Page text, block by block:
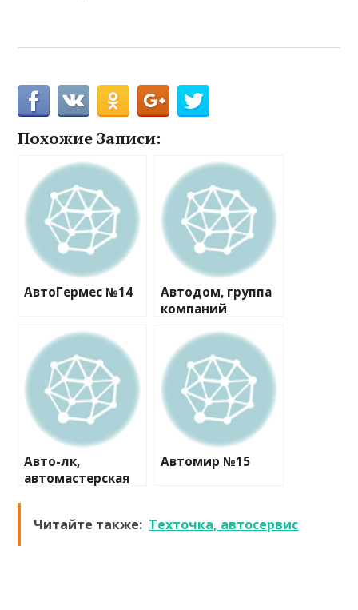
Похожие Записи:
АвтоГермес №14
Автодом, группа
компаний
Авто-лк,
автомастерская
Автомир №15
Читайте также: Техточка, автосервис